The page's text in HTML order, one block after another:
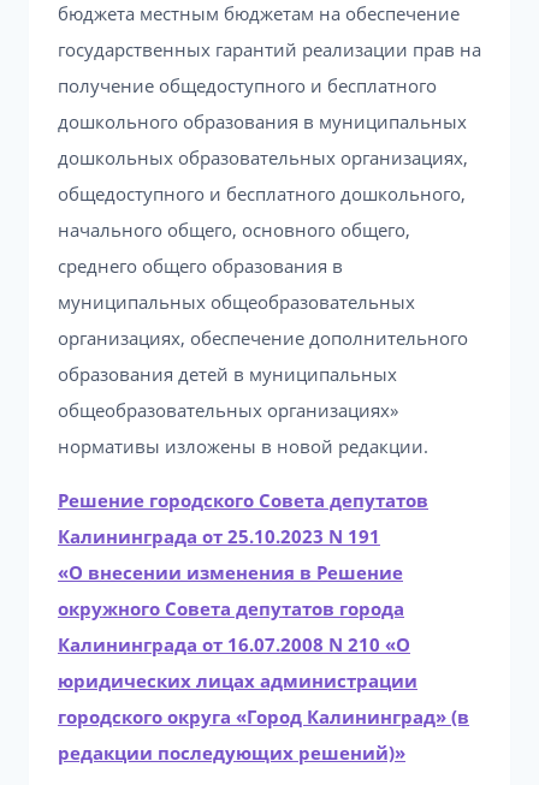
бюджета местным бюджетам на обеспечение
государственных гарантий реализации прав на
получение общедоступного и бесплатного
дошкольного образования в муниципальных
дошкольных образовательных организациях,
общедоступного и бесплатного дошкольного,
начального общего, основного общего,
среднего общего образования в
муниципальных общеобразовательных
организациях, обеспечение дополнительного
образования детей в муниципальных
общеобразовательных организациях»
нормативы изложены в новой редакции.
Решение городского Совета депутатов
Калининграда от 25.10.2023 N 191
«О внесении изменения в Решение
окружного Совета депутатов города
Калининграда от 16.07.2008 N 210 «О
юридических лицах администрации
городского округа «Город Калининград» (в
редакции последующих решений)»